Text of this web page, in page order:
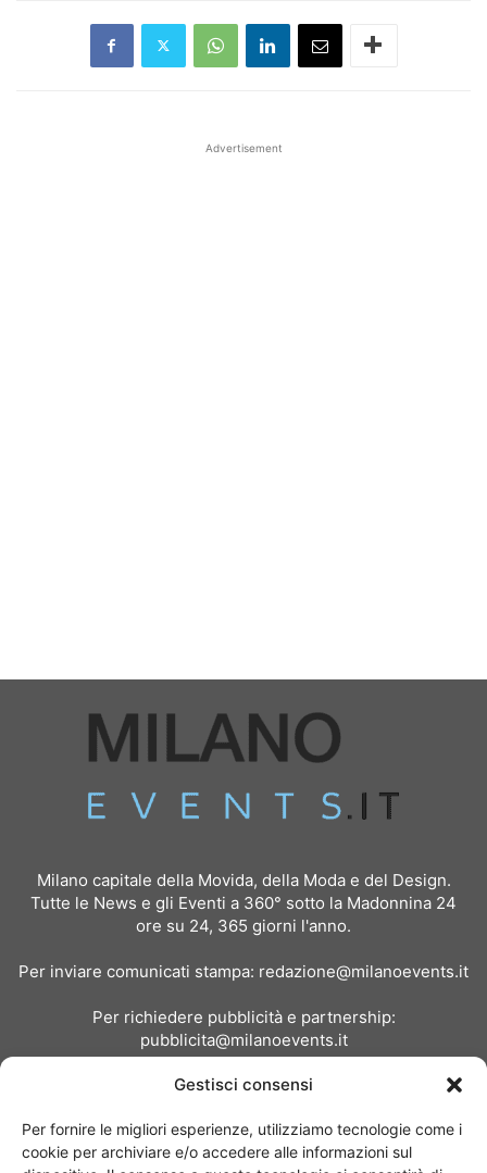
Gestisci consensi
Per fornire le migliori esperienze, utilizziamo tecnologie come i
cookie per archiviare e/o accedere alle informazioni sul
Advertisement
Milano capitale della Movida, della Moda e del Design.
Tutte le News e gli Eventi a 360° sotto la Madonnina 24
ore su 24, 365 giorni l'anno.
Per inviare comunicati stampa: redazione@milanoevents.it
Per richiedere pubblicità e partnership:
pubblicita@milanoevents.it